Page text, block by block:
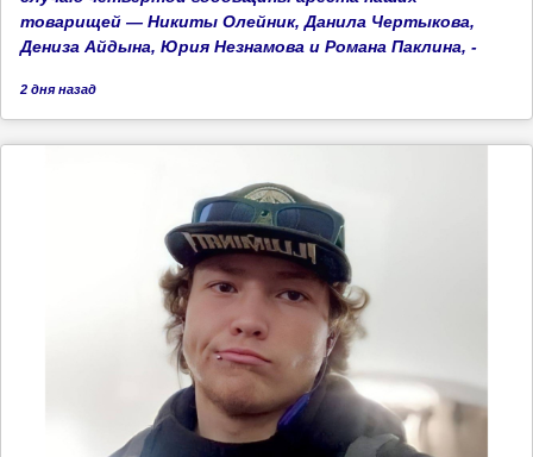
товарищей — Никиты Олейник, Данила Чертыкова,
Дениза Айдына, Юрия Незнамова и Романа Паклина, -
2 дняназад